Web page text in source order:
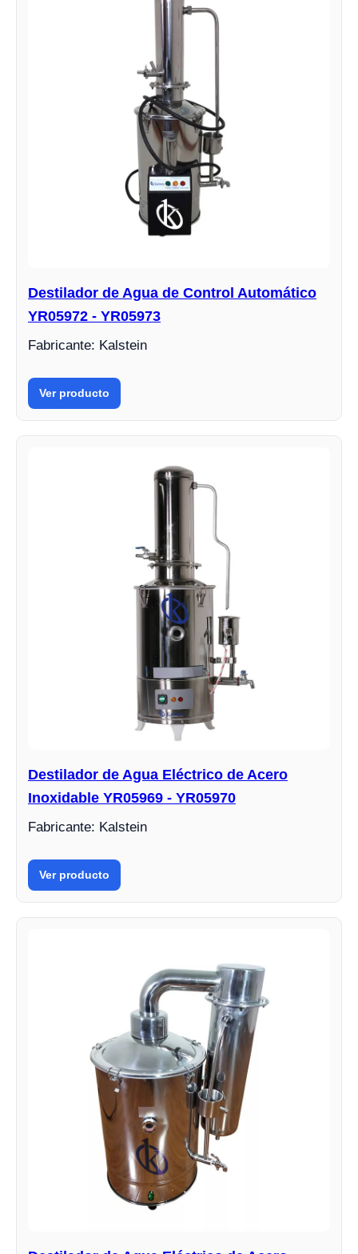
Destilador de Agua de Control Automático
YR05972 - YR05973
Fabricante: Kalstein
Ver producto
Destilador de Agua Eléctrico de Acero
Inoxidable YR05969 - YR05970
Fabricante: Kalstein
Ver producto